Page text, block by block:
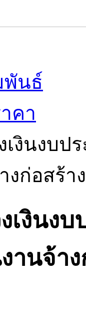
พันธ์
คา
เงินงบ
งก่อสร้าง
เงินง
านจ้า